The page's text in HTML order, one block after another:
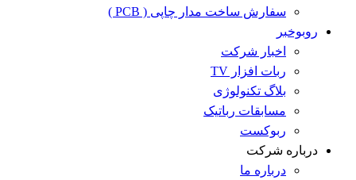
سفارش ساخت مدار چاپی ( PCB )
روبوخبر
اخبار شرکت
ربات افزار TV
بلاگ تکنولوژی
مسابقات رباتیک
ربوکست
درباره شرکت
درباره ما